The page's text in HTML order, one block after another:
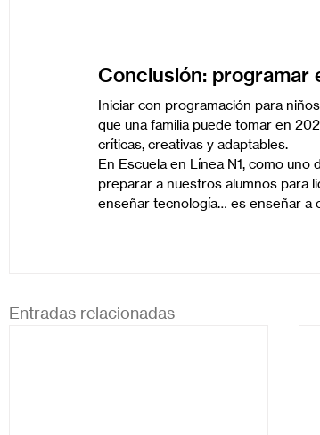
Conclusión: programar
Iniciar con programación para
que una familia puede tomar en
críticas, creativas y adaptables.
En Escuela en Línea N1, como
preparar a nuestros alumnos para
enseñar tecnología… es enseñar a
Entradas relacionadas